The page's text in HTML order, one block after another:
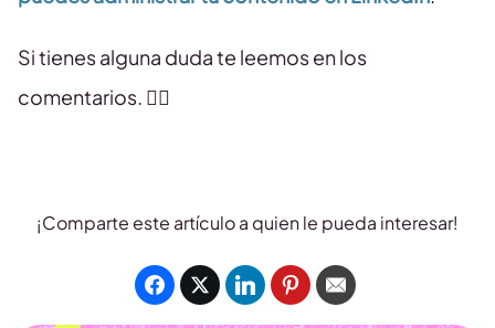
Si tienes alguna duda te leemos en los
comentarios. 👇🏻
¡Comparte este artículo a quien le pueda interesar!